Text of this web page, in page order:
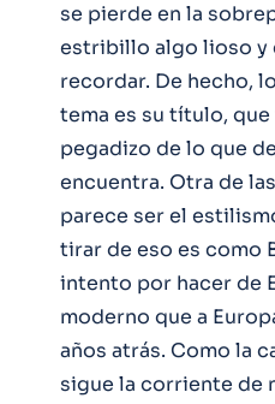
se pierde en la
estribillo algo lioso y
recordar. De hecho,
tema es su título,
pegadizo de lo que
encuentra. Otra de
parece ser el
tirar de eso es como
intento por hacer de
moderno que a
años atrás. Como la
sigue la corriente de